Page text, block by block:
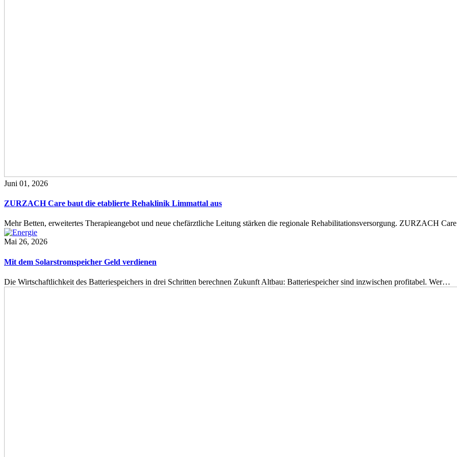
Juni 01, 2026
ZURZACH Care baut die etablierte Rehaklinik Limmattal aus
Mehr Betten, erweitertes Therapieangebot und neue chefärztliche Leitung stärken die regionale Rehabilitationsversorgung. ZURZACH
Mai 26, 2026
Mit dem Solarstromspeicher Geld verdienen
Die Wirtschaftlichkeit des Batteriespeichers in drei Schritten berechnen Zukunft Altbau: Batteriespeicher sind inzwischen profitabel. Wer…